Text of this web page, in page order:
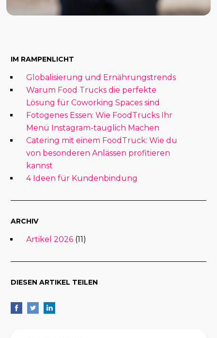
IM RAMPENLICHT
Globalisierung und Ernährungstrends
Warum Food Trucks die perfekte
Lösung für Coworking Spaces sind
Fotogenes Essen: Wie FoodTrucks Ihr
Menü Instagram-tauglich Machen
Catering mit einem FoodTruck: Wie du
von besonderen Anlässen profitieren
kannst
4 Ideen für Kundenbindung
ARCHIV
Artikel 2026 (11)
DIESEN ARTIKEL TEILEN